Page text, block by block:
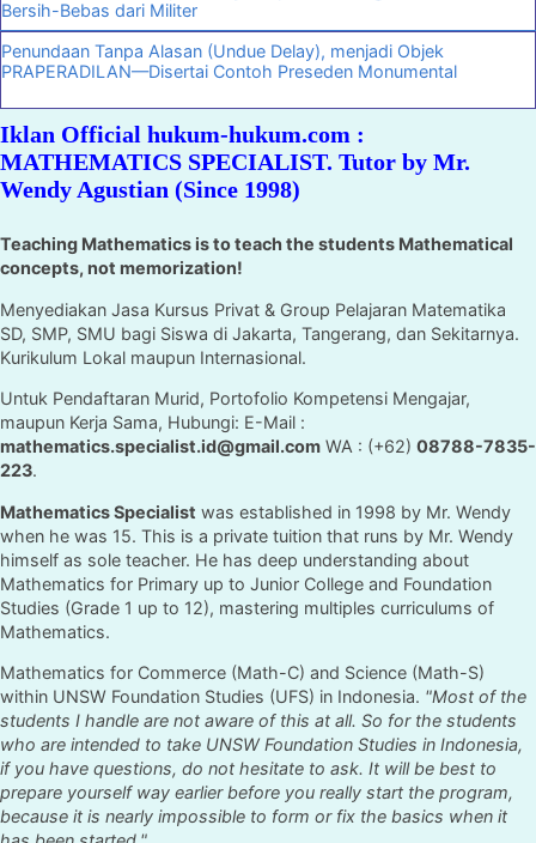
Bersih-Bebas dari Militer
Penundaan Tanpa Alasan (Undue Delay), menjadi Objek
PRAPERADILAN—Disertai Contoh Preseden Monumental
Iklan Official hukum-hukum.com :
MATHEMATICS SPECIALIST. Tutor by Mr.
Wendy Agustian (Since 1998)
Teaching Mathematics is to teach the students Mathematical
concepts, not memorization!
Menyediakan Jasa Kursus Privat & Group Pelajaran Matematika
SD, SMP, SMU bagi Siswa di Jakarta, Tangerang, dan Sekitarnya.
Kurikulum Lokal maupun Internasional.
Untuk Pendaftaran Murid, Portofolio Kompetensi Mengajar,
maupun Kerja Sama, Hubungi: E-Mail :
mathematics.specialist.id@gmail.com WA : (+62) 08788-7835-
223.
Mathematics Specialist was established in 1998 by Mr. Wendy
when he was 15. This is a private tuition that runs by Mr. Wendy
himself as sole teacher. He has deep understanding about
Mathematics for Primary up to Junior College and Foundation
Studies (Grade 1 up to 12), mastering multiples curriculums of
Mathematics.
Mathematics for Commerce (Math-C) and Science (Math-S)
within UNSW Foundation Studies (UFS) in Indonesia. "Most of the
students I handle are not aware of this at all. So for the students
who are intended to take UNSW Foundation Studies in Indonesia,
if you have questions, do not hesitate to ask. It will be best to
prepare yourself way earlier before you really start the program,
because it is nearly impossible to form or fix the basics when it